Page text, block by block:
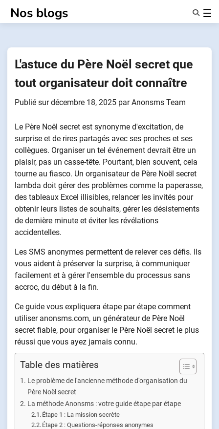
Nos blogs
À Propos De Nous
L'astuce du Père Noël secret que
tout organisateur doit connaître
Publié surdécembre 18, 2025 parAnonsms Team
Le Père Noël secret est synonyme d'excitation, de
surprise et de rires partagés avec ses proches et ses
collègues. Organiser un tel événement devrait être un
plaisir, pas un casse-tête. Pourtant, bien souvent, cela
tourne au fiasco. Un organisateur de Père Noël secret
lambda doit gérer des problèmes comme la paperasse,
des tableaux Excel illisibles, relancer les invités pour
obtenir leurs listes de souhaits, gérer les désistements
de dernière minute et éviter les révélations
accidentelles.
Les SMS anonymes permettent de relever ces défis. Ils
vous aident à préserver la surprise, à communiquer
facilement et à gérer l'ensemble du processus sans
accroc, du début à la fin.
Ce guide vous expliquera étape par étape comment
utiliser anonsms.com, un générateur de Père Noël
secret fiable, pour organiser le Père Noël secret le plus
réussi que vous ayez jamais connu.
Table des matières
Le problème de l'ancienne méthode d'organisation du
Père Noël secret
La méthode Anonsms : votre guide étape par étape
Étape 1 : La mission secrète
Étape 2 : Questions-réponses anonymes